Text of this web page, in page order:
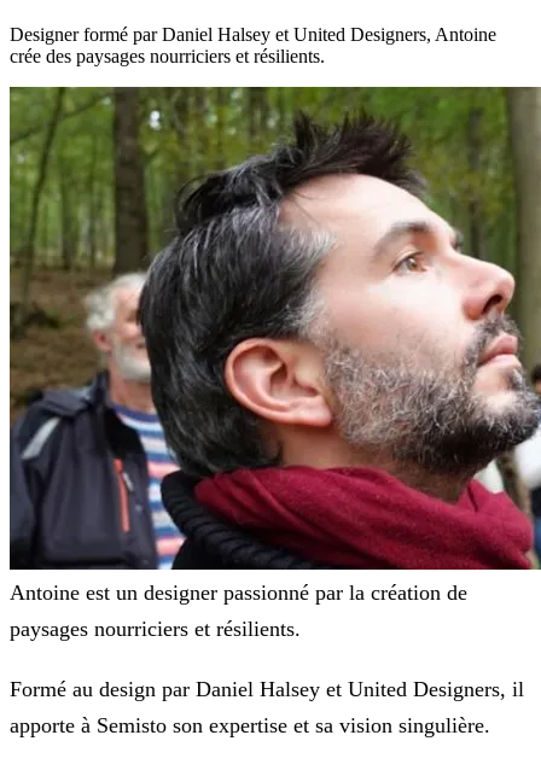
Designer formé par Daniel Halsey et United Designers, Antoine
crée des paysages nourriciers et résilients.
Antoine est un designer passionné par la création de
paysages nourriciers et résilients.
Formé au design par Daniel Halsey et United Designers, il
apporte à Semisto son expertise et sa vision singulière.